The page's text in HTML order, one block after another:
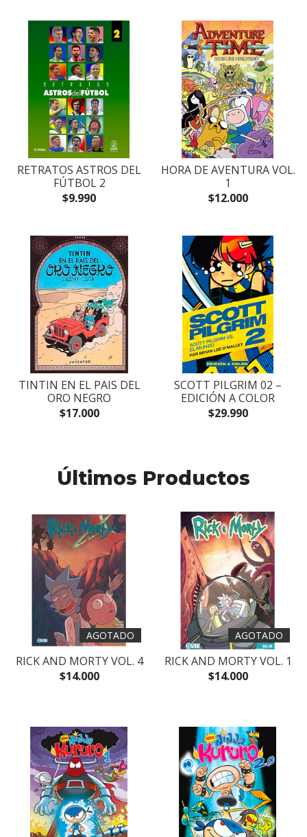
RETRATOS ASTROS DEL
FÚTBOL 2
$9.990
HORA DE AVENTURA VOL.
1
$12.000
TINTIN EN EL PAIS DEL
ORO NEGRO
$17.000
SCOTT PILGRIM 02 –
EDICIÓN A COLOR
$29.990
Últimos Productos
AGOTADO
RICK AND MORTY VOL. 4
$14.000
AGOTADO
RICK AND MORTY VOL. 1
$14.000